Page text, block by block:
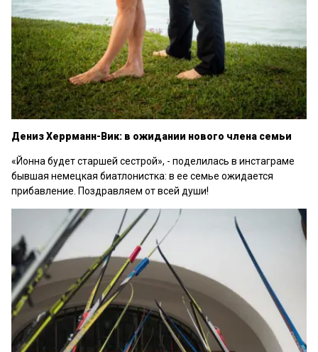
Дениз Херрманн-Вик: в ожидании нового члена семьи
«Йонна будет старшей сестрой», - поделилась в инстаграме
бывшая немецкая биатлонистка: в ее семье ожидается
прибавление. Поздравляем от всей души!